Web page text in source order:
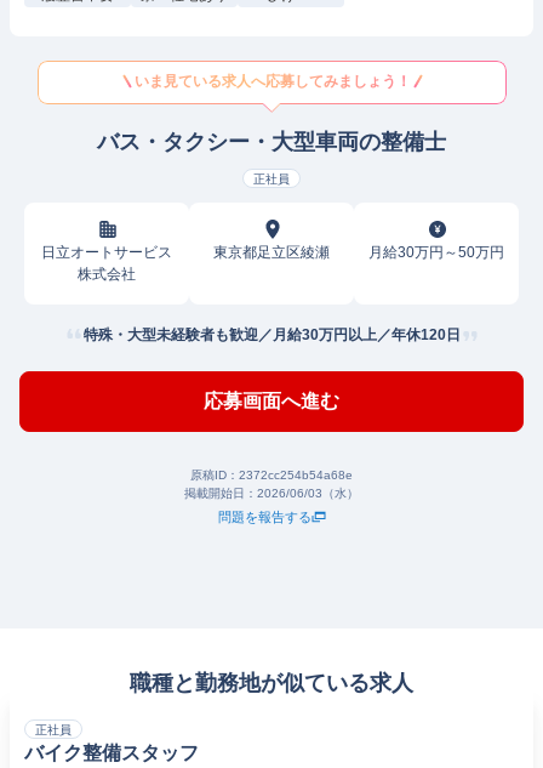
いま見ている求人へ応募してみましょう！
バス・タクシー・大型車両の整備士
正社員
日立オートサービス
株式会社
東京都足立区綾瀬 月給30万円～50万円
特殊・大型未経験者も歓迎／月給30万円以上／年休120日
応募画面へ進む
原稿ID： 2372cc254b54a68e
掲載開始日： 2026/06/03（水）
問題を報告する
職種と勤務地が似ている求人
正社員
バイク整備スタッフ